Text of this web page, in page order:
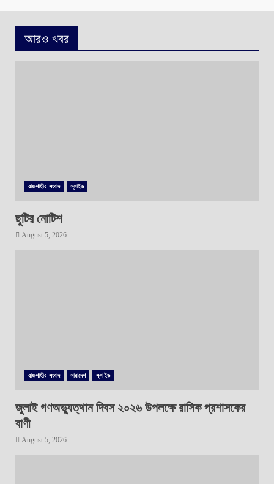
আরও খবর
রাজশাহীর সংবাদ স্লাইড
ছুটির নোটিশ
August 5, 2026
রাজশাহীর সংবাদ সারাদেশ স্লাইড
জুলাই গণঅভ্যুত্থান দিবস ২০২৬ উপলক্ষে রাসিক প্রশাসকের
বাণী
August 5, 2026